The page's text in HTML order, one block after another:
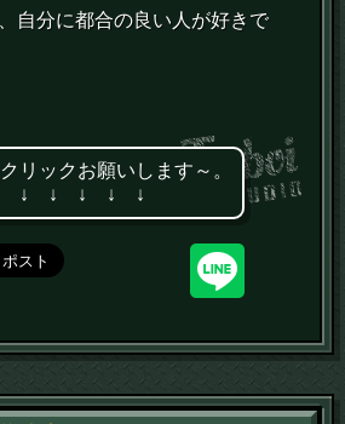
自分に都合の良い人が好きで
リックお願いします～。
↓ ↓ ↓ ↓ ↓